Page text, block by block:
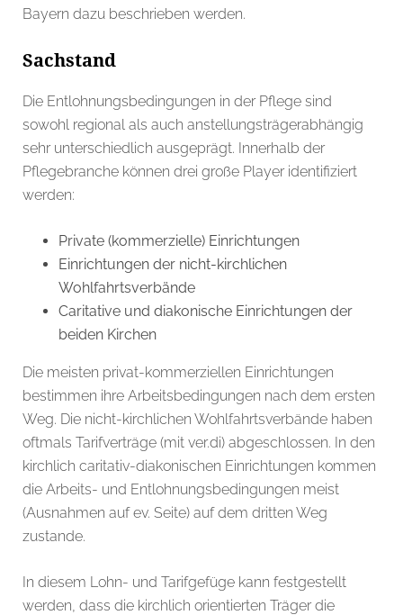
Bayern dazu beschrieben werden.
Sachstand
Die Entlohnungsbedingungen in der Pflege sind
sowohl regional als auch anstellungsträgerabhängig
sehr unterschiedlich ausgeprägt. Innerhalb der
Pflegebranche können drei große Player identifiziert
werden:
Private (kommerzielle) Einrichtungen
Einrichtungen der nicht-kirchlichen
Wohlfahrtsverbände
Caritative und diakonische Einrichtungen der
beiden Kirchen
Die meisten privat-kommerziellen Einrichtungen
bestimmen ihre Arbeitsbedingungen nach dem ersten
Weg. Die nicht-kirchlichen Wohlfahrtsverbände haben
oftmals Tarifverträge (mit ver.di) abgeschlossen. In den
kirchlich caritativ-diakonischen Einrichtungen kommen
die Arbeits- und Entlohnungsbedingungen meist
(Ausnahmen auf ev. Seite) auf dem dritten Weg
zustande.
In diesem Lohn- und Tarifgefüge kann festgestellt
werden, dass die kirchlich orientierten Träger die